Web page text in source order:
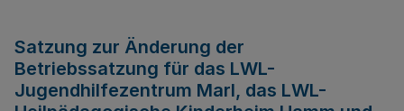
Satzung zur Änderung der
Betriebssatzung für das LWL-
Jugendhilfezentrum Marl, das LWL-